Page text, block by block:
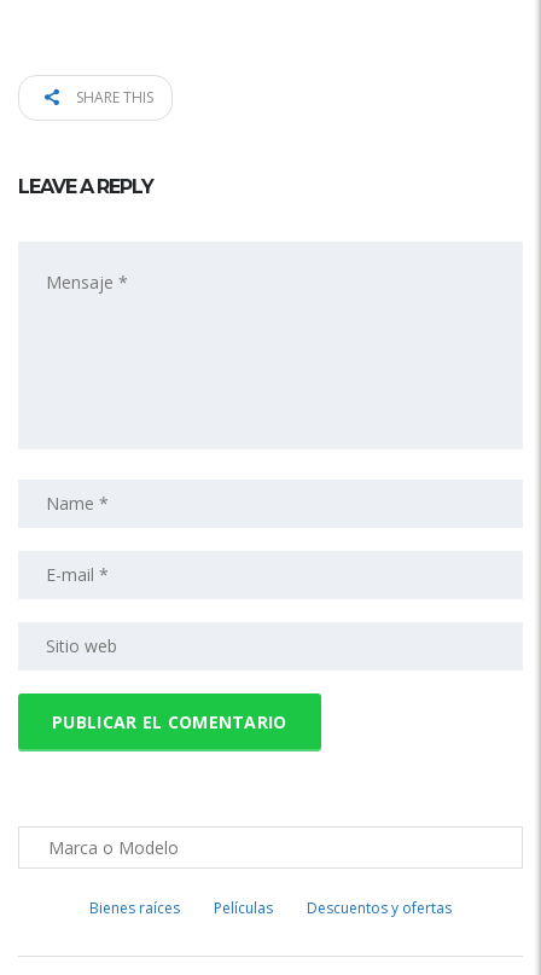
SHARE THIS
LEAVE A REPLY
Bienes raíces Películas Descuentos y ofertas